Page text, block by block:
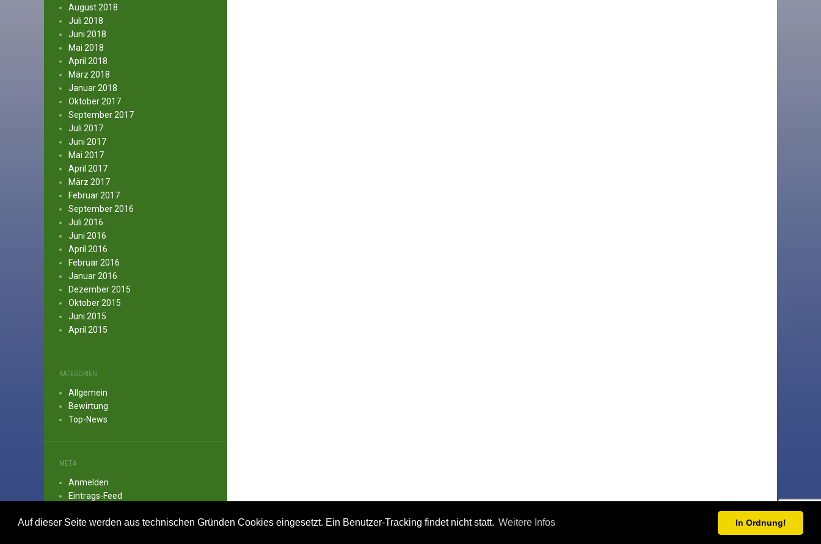
Auf dieser Seite werden aus technischen Gründen Cookies eingesetzt. Ein Benutzer-Tracking findet nicht statt. Weitere Infos In Ordnung!
August 2018
Juli 2018
Juni 2018
Mai 2018
April 2018
März 2018
Januar 2018
Oktober 2017
September 2017
Juli 2017
Juni 2017
Mai 2017
April 2017
März 2017
Februar 2017
September 2016
Juli 2016
Juni 2016
April 2016
Februar 2016
Januar 2016
Dezember 2015
Oktober 2015
Juni 2015
April 2015
KATEGORIEN
Allgemein
Bewirtung
Top-News
META
Anmelden
Eintrags-Feed
WordPress.org